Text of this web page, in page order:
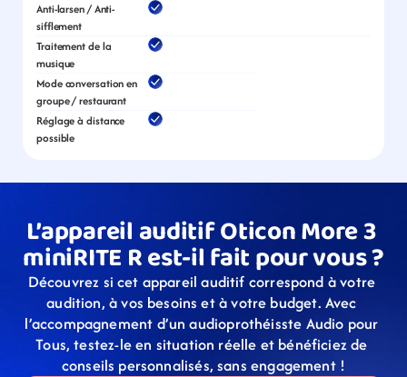
Anti-larsen / Anti-
sifflement
Traitement de la
musique
Mode conversation en
groupe / restaurant
Réglage à distance
possible
L’appareil auditif Oticon More 3
miniRITE R est-il fait pour vous ?
Découvrez si cet appareil auditif correspond à votre
audition, à vos besoins et à votre budget. Avec
l’accompagnement d’un audioprothéisste Audio pour
Tous, testez-le en situation réelle et bénéficiez de
conseils personnalisés, sans engagement !